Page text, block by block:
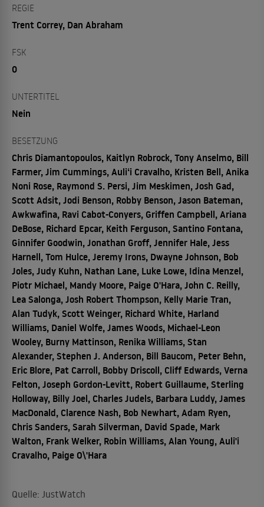
REGIE
Trent Correy, Dan Abraham
FSK
0
UNTERTITEL
Nein
BESETZUNG
Chris Diamantopoulos, Kaitlyn Robrock, Tony Anselmo, Bill
Farmer, Jim Cummings, Auliʻi Cravalho, Kristen Bell, Anika
Noni Rose, Raymond S. Persi, Jim Meskimen, Josh Gad,
Scott Adsit, Jodi Benson, Robby Benson, Jason Bateman,
Awkwafina, Ravi Cabot-Conyers, Griffen Campbell, Ariana
DeBose, Richard Epcar, Keith Ferguson, Santino Fontana,
Ginnifer Goodwin, Jonathan Groff, Jennifer Hale, Jess
Harnell, Tom Hulce, Jeremy Irons, Dwayne Johnson, Bob
Joles, Judy Kuhn, Nathan Lane, Luke Lowe, Idina Menzel,
Piotr Michael, Mandy Moore, Paige O'Hara, John C. Reilly,
Lea Salonga, Josh Robert Thompson, Kelly Marie Tran,
Alan Tudyk, Scott Weinger, Richard White, Harland
Williams, Daniel Wolfe, James Woods, Michael-Leon
Wooley, Burny Mattinson, Renika Williams, Stan
Alexander, Stephen J. Anderson, Bill Baucom, Peter Behn,
Eric Blore, Pat Carroll, Bobby Driscoll, Cliff Edwards, Verna
Felton, Joseph Gordon-Levitt, Robert Guillaume, Sterling
Holloway, Billy Joel, Charles Judels, Barbara Luddy, James
MacDonald, Clarence Nash, Bob Newhart, Adam Ryen,
Chris Sanders, Sarah Silverman, David Spade, Mark
Walton, Frank Welker, Robin Williams, Alan Young, Auli'i
Cravalho, Paige O\'Hara
Quelle: JustWatch